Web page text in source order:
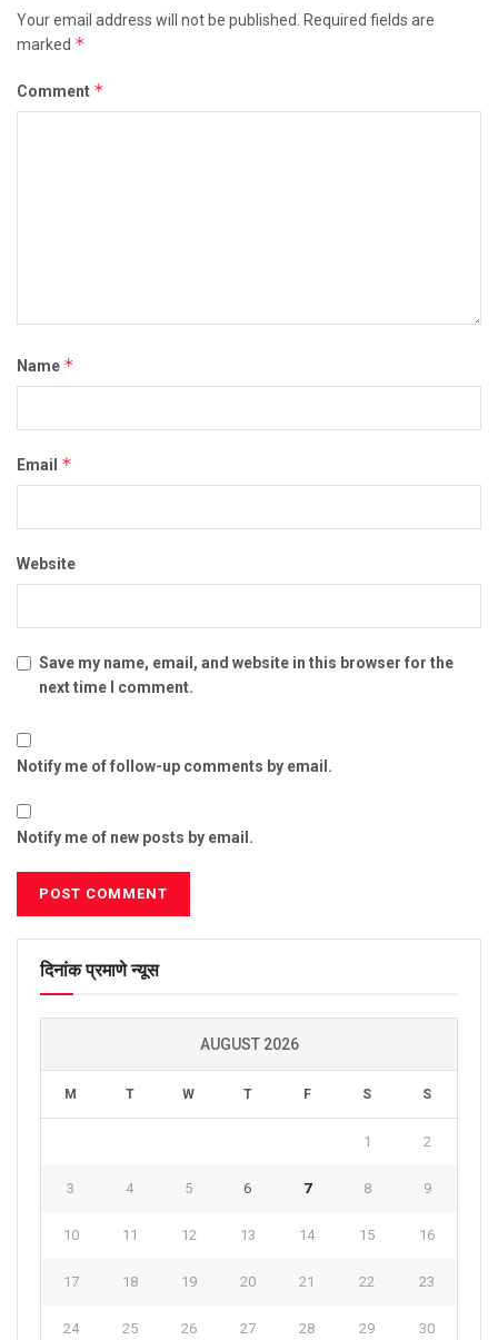
Your email address will not be published.
Required fields are
marked *
Comment *
Name *
Email *
Website
Save my name, email, and website in this browser for the
next time I comment.
Notify me of follow-up comments by email.
Notify me of new posts by email.
दिनांक प्रमाणे न्यूस
AUGUST 2026
M T W T F S S
1 2
3 4 5 6 7 8 9
10 11 12 13 14 15 16
17 18 19 20 21 22 23
24 25 26 27 28 29 30